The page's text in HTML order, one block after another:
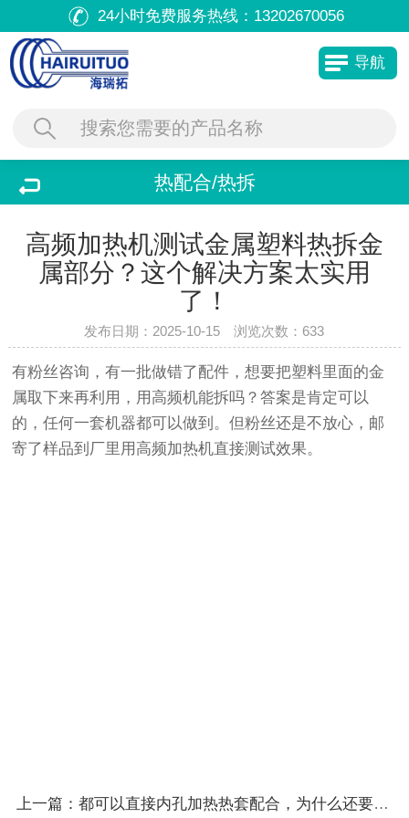
24小时免费服务热线： 13202670056
导航
热配合/热拆
高频加热机测试金属塑料热拆金
属部分？这个解决方案太实用
了！
发布日期：2025-10-15 浏览次数： 633
有粉丝咨询，有一批做错了配件，想要把塑料里面的金
属取下来再利用，用高频机能拆吗？答案是肯定可以
的，任何一套机器都可以做到。但粉丝还是不放心，邮
寄了样品到厂里用高频加热机直接测试效果。
上一篇：都可以直接内孔加热热套配合，为什么还要平面加热渗透到内孔再过